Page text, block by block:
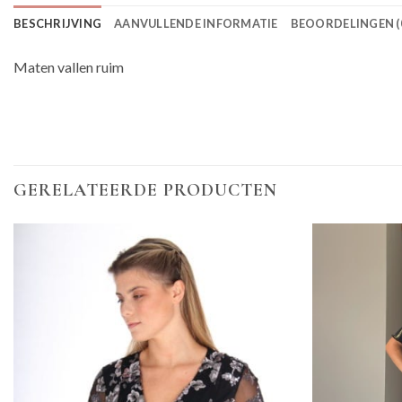
BESCHRIJVING AANVULLENDE INFORMATIE BEOORDELINGEN
Maten vallen ruim
GERELATEERDE PRODUCTEN